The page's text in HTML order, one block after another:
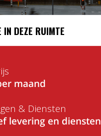
IN DEZE RUIMTE
maand
& Diensten
levering en diensten